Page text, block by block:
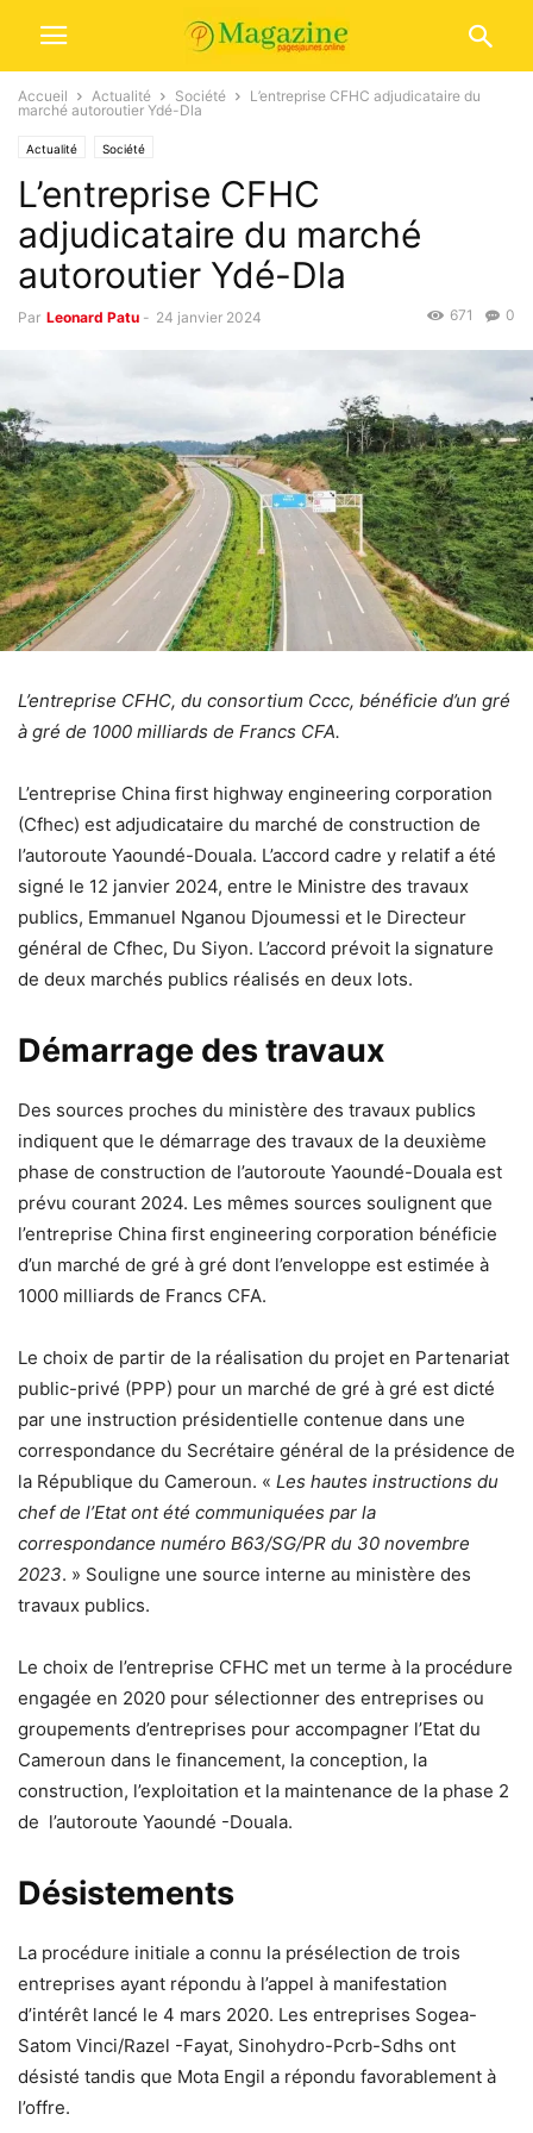
Accueil Actualité Société
L’entreprise CFHC adjudicataire du
marché autoroutier Ydé-Dla
Actualité Société
L’entreprise CFHC
adjudicataire du marché
autoroutier Ydé-Dla
Par Leonard Patu - 24 janvier 2024 0
671
L’entreprise CFHC, du consortium Cccc, bénéficie d’un gré
à gré de 1000 milliards de Francs CFA.
L’entreprise China first highway engineering corporation
(Cfhec) est adjudicataire du marché de construction de
l’autoroute Yaoundé-Douala. L’accord cadre y relatif a été
signé le 12 janvier 2024, entre le Ministre des travaux
publics, Emmanuel Nganou Djoumessi et le Directeur
général de Cfhec, Du Siyon. L’accord prévoit la signature
de deux marchés publics réalisés en deux lots.
Démarrage des travaux
Des sources proches du ministère des travaux publics
indiquent que le démarrage des travaux de la deuxième
phase de construction de l’autoroute Yaoundé-Douala est
prévu courant 2024. Les mêmes sources soulignent que
l’entreprise China first engineering corporation bénéficie
d’un marché de gré à gré dont l’enveloppe est estimée à
1000 milliards de Francs CFA.
Le choix de partir de la réalisation du projet en Partenariat
public-privé (PPP) pour un marché de gré à gré est dicté
par une instruction présidentielle contenue dans une
correspondance du Secrétaire général de la présidence de
la République du Cameroun. « Les hautes instructions du
chef de l’Etat ont été communiquées par la
correspondance numéro B63/SG/PR du 30 novembre
2023. » Souligne une source interne au ministère des
travaux publics.
Le choix de l’entreprise CFHC met un terme à la procédure
engagée en 2020 pour sélectionner des entreprises ou
groupements d’entreprises pour accompagner l’Etat du
Cameroun dans le financement, la conception, la
construction, l’exploitation et la maintenance de la phase 2
de l’autoroute Yaoundé -Douala.
Désistements
La procédure initiale a connu la présélection de trois
entreprises ayant répondu à l’appel à manifestation
d’intérêt lancé le 4 mars 2020. Les entreprises Sogea-
Satom Vinci/Razel -Fayat, Sinohydro-Pcrb-Sdhs ont
désisté tandis que Mota Engil a répondu favorablement à
l’offre.